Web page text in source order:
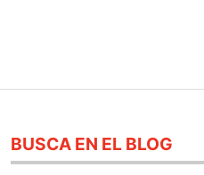
BUSCA EN EL BLOG